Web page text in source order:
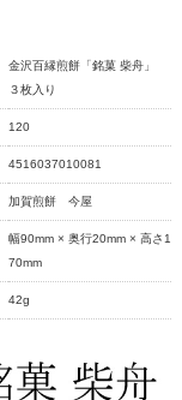
金沢百縁煎餅「銘菓 柴舟」
３枚入り
120
4516037010081
加賀煎餅 今屋
幅90mm × 奥行20mm × 高さ1
70mm
42g